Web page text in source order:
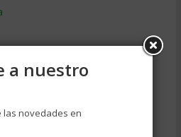
a nuestro
las novedades en